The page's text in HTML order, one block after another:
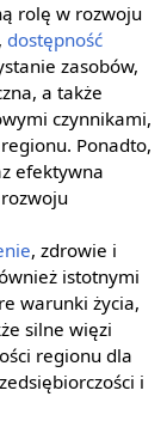
rolę w rozwoju
, dostępność
zasobów,
a także
czynnikami,
Ponadto,
efektywna
, zdrowie i
istotnymi
warunki życia,
silne więzi
regionu dla
i